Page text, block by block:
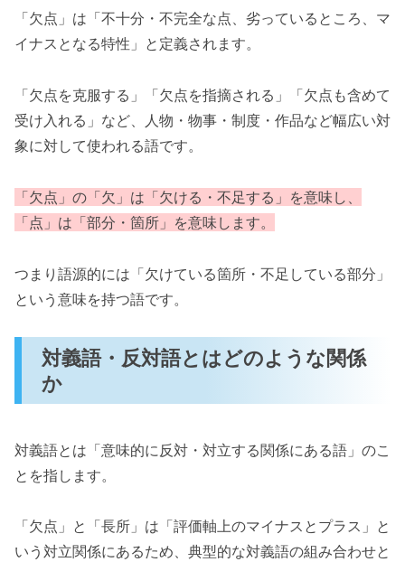
「欠点」は「不十分・不完全な点、劣っているところ、マ
イナスとなる特性」と定義されます。
「欠点を克服する」「欠点を指摘される」「欠点も含めて
受け入れる」など、人物・物事・制度・作品など幅広い対
象に対して使われる語です。
「欠点」の「欠」は「欠ける・不足する」を意味し、
「点」は「部分・箇所」を意味します。
つまり語源的には「欠けている箇所・不足している部分」
という意味を持つ語です。
対義語・反対語とはどのような関係
か
対義語とは「意味的に反対・対立する関係にある語」のこ
とを指します。
「欠点」と「長所」は「評価軸上のマイナスとプラス」と
いう対立関係にあるため、典型的な対義語の組み合わせと